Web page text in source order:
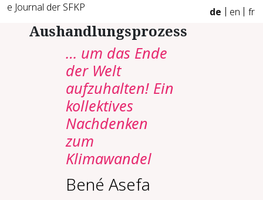
e Journal der SFKP de en fr
Aushandlungsprozess
… um das Ende
der Welt
aufzuhalten! Ein
kollektives
Nachdenken
zum
Klimawandel
Bené Asefa